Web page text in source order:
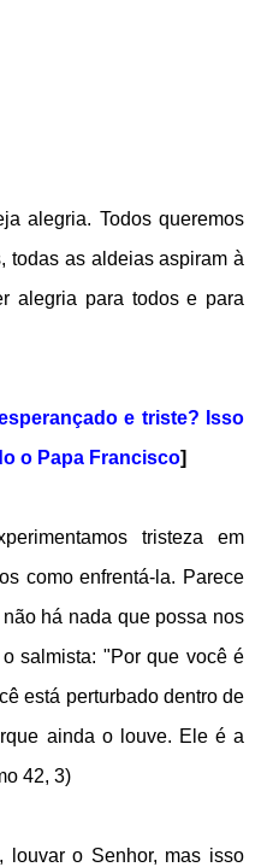
alegria. Todos queremos
todas as aldeias aspiram à
alegria para todos e para
e triste? Isso
o Papa Francisco]
tristeza em
como enfrentá-la. Parece
há nada que possa nos
salmista: "Por que você é
está perturbado dentro de
ainda o louve. Ele é a
42, 3)
louvar o Senhor, mas isso